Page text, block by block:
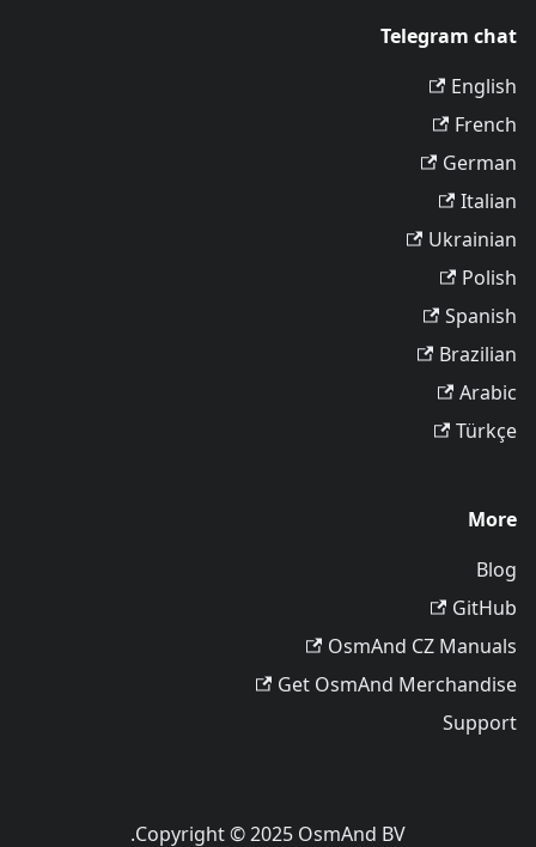
Telegram chat
English
French
German
Italian
Ukrainian
Polish
Spanish
Brazilian
Arabic
Türkçe
More
Blog
GitHub
OsmAnd CZ Manuals
Get OsmAnd Merchandise
Support
Copyright © 2025 OsmAnd BV.